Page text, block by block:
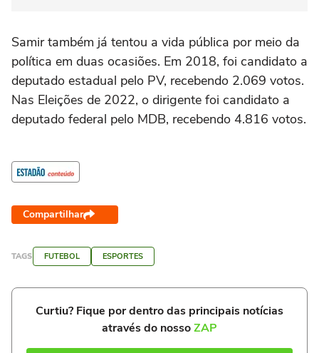
Samir também já tentou a vida pública por meio da
política em duas ocasiões. Em 2018, foi candidato a
deputado estadual pelo PV, recebendo 2.069 votos.
Nas Eleições de 2022, o dirigente foi candidato a
deputado federal pelo MDB, recebendo 4.816 votos.
Compartilhar
TAGS FUTEBOL ESPORTES
Curtiu? Fique por dentro das principais notícias
através do nossoZAP